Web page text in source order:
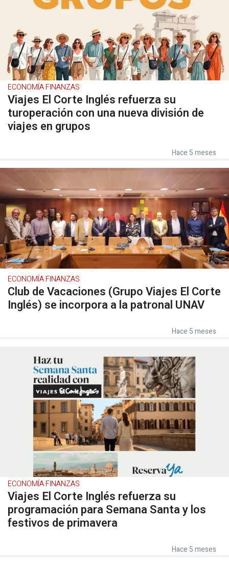
ECONOMÍA FINANZAS
Viajes El Corte Inglés refuerza su
turoperación con una nueva división de
viajes en grupos
Hace 5 meses
ECONOMÍA FINANZAS
Club de Vacaciones (Grupo Viajes El Corte
Inglés) se incorpora a la patronal UNAV
Hace 5 meses
ECONOMÍA FINANZAS
Viajes El Corte Inglés refuerza su
programación para Semana Santa y los
festivos de primavera
Hace 5 meses